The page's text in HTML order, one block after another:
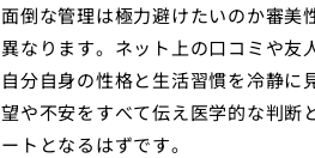
面倒な管理は極力避けたいのか審美
異なります。ネット上の口コミや友
自分自身の性格と生活習慣を冷静
望や不安をすべて伝え医学的な判断
ートとなるはずです。